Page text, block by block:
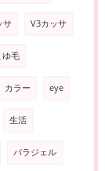
サ V3カッサ
ゆ毛
カラー eye
生活
パラジェル